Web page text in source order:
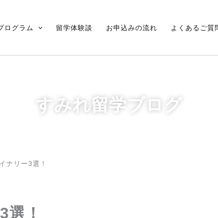
ログラム 留学体験談 お申込みの流れ よくあるご質
すみれ留学ブログ
ナリー3選！
！